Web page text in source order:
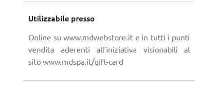
Utilizzabile presso
Online suwww.mdwebstore.it e in tutti i punti
vendita aderenti all’iniziativa visionabili al
sito www.mdspa.it/gift-card